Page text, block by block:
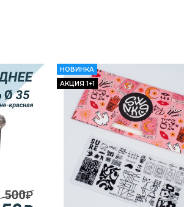
НОВИНКА
АКЦИЯ 1+1